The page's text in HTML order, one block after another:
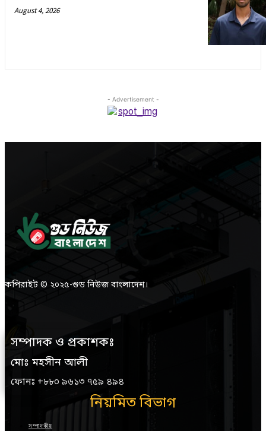
August 4, 2026
- Advertisement -
কপিরাইট © ২০২৫-গুড নিউজ বাংলাদেশ।
সম্পাদক ও প্রকাশকঃ
মোঃ মহসীন আলী
ফোনঃ +৮৮০ ৯৬১৩ ৭৫৯ ৪৯৪
নিয়মিত বিভাগ
সম্পাদকীয়